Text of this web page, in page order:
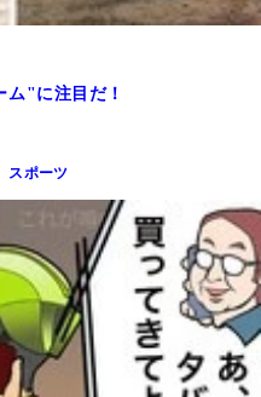
ム"に注目だ！
スポーツ